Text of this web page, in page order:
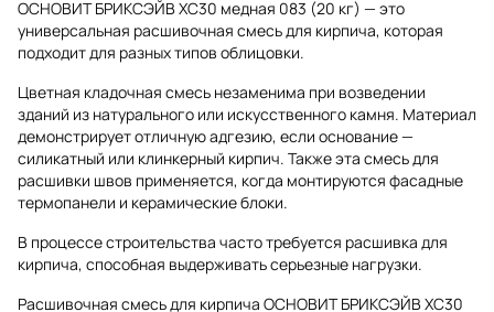
ОСНОВИТ БРИКСЭЙВ XC30 медная 083 (20 кг) — это
универсальная расшивочная смесь для кирпича, которая
подходит для разных типов облицовки.
Цветная кладочная смесь незаменима при возведении
зданий из натурального или искусственного камня. Материал
демонстрирует отличную адгезию, если основание —
силикатный или клинкерный кирпич. Также эта смесь для
расшивки швов применяется, когда монтируются фасадные
термопанели и керамические блоки.
В процессе строительства часто требуется расшивка для
кирпича, способная выдерживать серьезные нагрузки.
Расшивочная смесь для кирпича ОСНОВИТ БРИКСЭЙВ XC30